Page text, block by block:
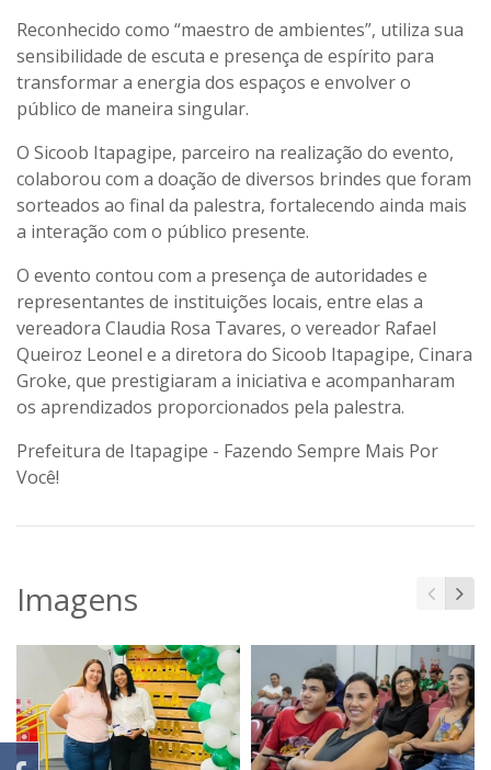
Reconhecido como “maestro de ambientes”, utiliza sua
sensibilidade de escuta e presença de espírito para
transformar a energia dos espaços e envolver o
público de maneira singular.
O Sicoob Itapagipe, parceiro na realização do evento,
colaborou com a doação de diversos brindes que foram
sorteados ao final da palestra, fortalecendo ainda mais
a interação com o público presente.
O evento contou com a presença de autoridades e
representantes de instituições locais, entre elas a
vereadora Claudia Rosa Tavares, o vereador Rafael
Queiroz Leonel e a diretora do Sicoob Itapagipe, Cinara
Groke, que prestigiaram a iniciativa e acompanharam
os aprendizados proporcionados pela palestra.
Prefeitura de Itapagipe - Fazendo Sempre Mais Por
Você!
Imagens